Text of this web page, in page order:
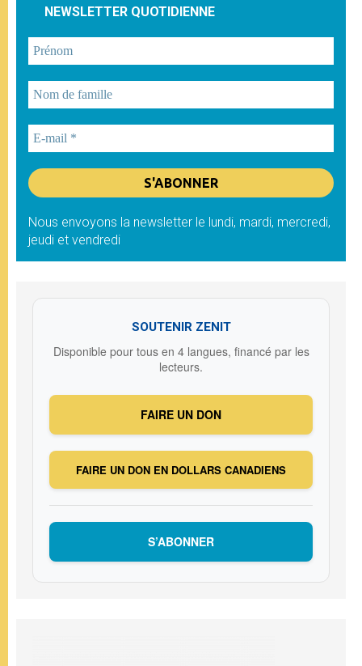
NEWSLETTER QUOTIDIENNE
Nous envoyons la newsletter le lundi, mardi, mercredi,
jeudi et vendredi
SOUTENIR ZENIT
Disponible pour tous en 4 langues, financé par les
lecteurs.
FAIRE UN DON
FAIRE UN DON EN DOLLARS CANADIENS
S’ABONNER